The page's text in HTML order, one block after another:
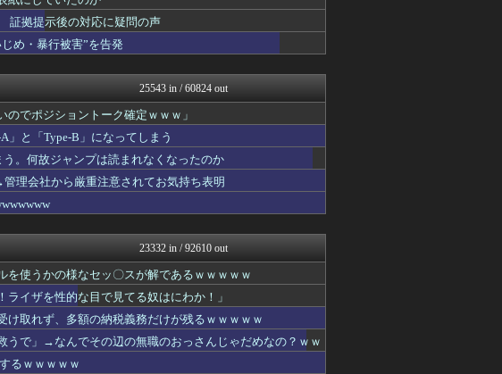
るのに姉は...
衝撃体験！アンビリバボー｜...
んかいなか...
喪女リカ喪女ルカ┃鬼女・生...
ツケが一気...
素敵な鬼女様
ファ板速報
ファ板速報
国難にあってもの申す！！
な服着て...
アルファルファモザイク＠ネ...
熱いM...
海外さんいらっしゃい 海外...
ら総ツッコ...
U-1 NEWS.
出会ったA...
基地沢直樹-復讐・修羅場・...
だが私もそ...
衝撃体験！アンビリバボー｜...
ゴールデンタイムズ
衝撃体験！アンビリバボー｜...
た夫…「そ...
喪女リカ喪女ルカ┃鬼女・生...
鬼女まとめ速報 -修羅場・...
ｗｗｗｗ
なんJ PRIDE
わんこーる速報！
VIPワイドガイド
証拠提示後の対応に疑問の声
め・暴行被害”を告発
25543 in / 60824 out
でポジショントーク確定ｗｗｗ」
」と「Type-B」になってしまう
。何故ジャンプは読まれなくなったのか
理会社から厳重注意されてお気持ち表明
23332 in / 92610 out
を使うかの様なセッ〇スが解であるｗｗｗｗｗ
イザを性的な目で見てる奴はにわか！」
け取れず、多額の納税義務だけが残るｗｗｗｗｗ
うで」→なんでその辺の無職のおっさんじゃだめなの？ｗｗ
るｗｗｗｗｗ